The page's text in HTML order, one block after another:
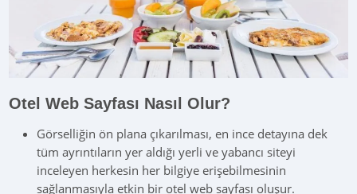
Otel Web Sayfası Nasıl Olur?
Görselliğin ön plana çıkarılması, en ince detayına dek
tüm ayrıntıların yer aldığı yerli ve yabancı siteyi
inceleyen herkesin her bilgiye erişebilmesinin
sağlanmasıyla etkin bir otel web sayfası oluşur.